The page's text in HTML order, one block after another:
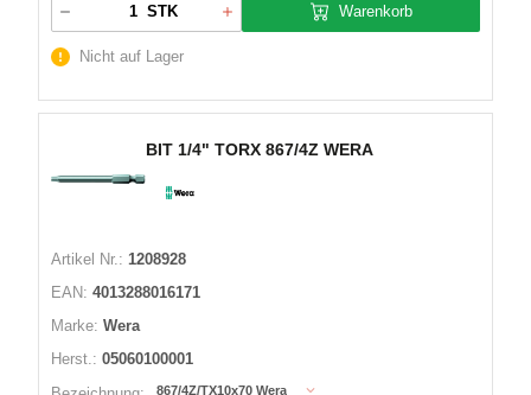
STK Warenkorb
Nicht auf Lager
BIT 1/4" TORX 867/4Z WERA
Artikel Nr.: 1208928
EAN: 4013288016171
Marke: Wera
Herst.: 05060100001
867/4Z/TX10x70 Wera